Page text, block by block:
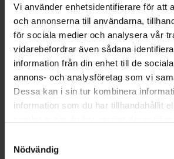
Vi använder enhetsidentifierare för att
och annonserna till användarna,
för sociala medier och analysera vår
vidarebefordrar även sådana
information från din enhet till de
annons- och analysföretag som vi
Dessa kan i sin tur kombinera
information som du har tillhandahållit
återkalla ditt samtycke via
Nödvändig